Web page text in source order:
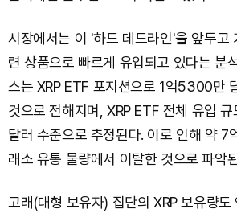
시장에서는 이 '하드 데드라인'을 앞두고
련 상품으로 빠르게 유입되고 있다는 분
스는 XRP ETF 포지션으로 1억5300만
것으로 전해지며, XRP ETF 전체 유입
달러 수준으로 추정된다. 이로 인해 약 7
래소 유통 물량에서 이탈한 것으로 파악
고래(대형 보유자) 집단의 XRP 보유량